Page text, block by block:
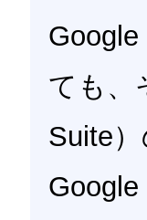
ても、
Suite